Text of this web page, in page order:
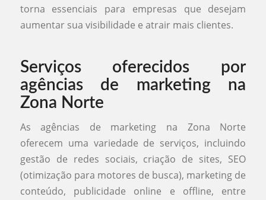
torna essenciais para empresas que desejam
aumentar sua visibilidade e atrair mais clientes.
Serviços oferecidos por
agências de marketing na
Zona Norte
As agências de marketing na Zona Norte
oferecem uma variedade de serviços, incluindo
gestão de redes sociais, criação de sites, SEO
(otimização para motores de busca), marketing de
conteúdo, publicidade online e offline, entre